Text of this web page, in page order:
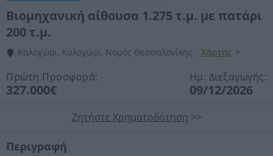
Βιομηχανική αίθουσα 1.275 τ.μ. με πατάρι
200 τ.μ.
Καλοχώρι, Καλοχώρι, Νομός Θεσσαλονίκης Χάρτης >
Πρώτη Προσφορά:
327.000€
Ημ. Διεξαγωγής:
09/12/2026
Ζητήστε Χρηματοδότηση >>
Περιγραφή